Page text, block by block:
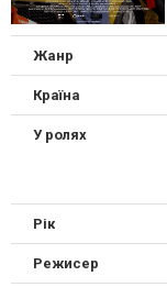
Жанр
Країна
У ролях
Рік
Режисер